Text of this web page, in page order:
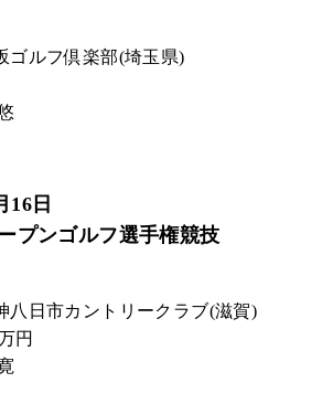
ゴルフ倶楽部(埼玉県)
16日
プンゴルフ選手権競技
八日市カントリークラブ(滋賀)
円